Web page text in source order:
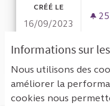
Informations sur
Nous utilisons des
améliorer la
cookies nous
CRÉÉ LE
16/09/2023